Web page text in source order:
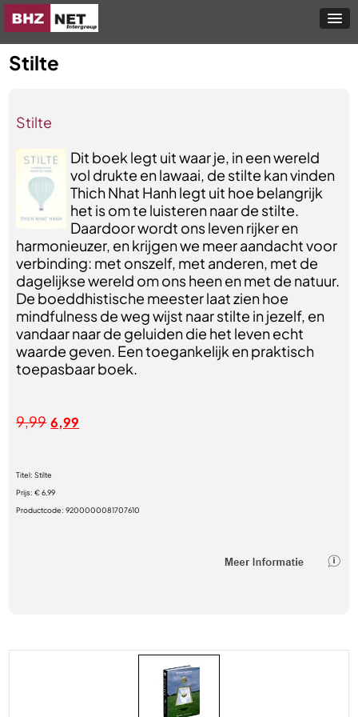
Stilte
Stilte
Dit boek legt uit waar je, in een wereld
vol drukte en lawaai, de stilte kan vinden
Thich Nhat Hanh legt uit hoe belangrijk
het is om te luisteren naar de stilte.
Daardoor wordt ons leven rijker en
harmonieuzer, en krijgen we meer aandacht voor
verbinding: met onszelf, met anderen, met de
dagelijkse wereld om ons heen en met de natuur.
De boeddhistische meester laat zien hoe
mindfulness de weg wijst naar stilte in jezelf, en
vandaar naar de geluiden die het leven echt
waarde geven. Een toegankelijk en praktisch
toepasbaar boek.
9,99 6,99
Titel:Stilte
Prijs:€ 6,99
Productcode:9200000081707610